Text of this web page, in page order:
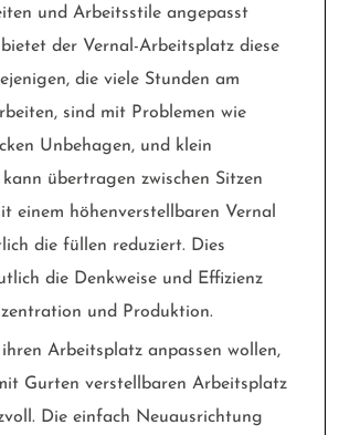
und Arbeitsstile angepasst
der Vernal-Arbeitsplatz diese
die viele Stunden am
sind mit Problemen wie
Unbehagen, und klein
kann übertragen zwischen Sitzen
einem höhenverstellbaren Vernal
die füllen reduziert. Dies
die Denkweise und Effizienz
und Produktion.
ihren Arbeitsplatz anpassen wollen,
Gurten verstellbaren Arbeitsplatz
Die einfach Neuausrichtung